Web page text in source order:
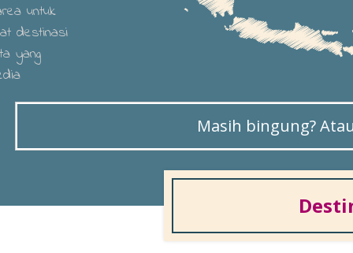
untuk
destinasi
yang
Masih bingung?